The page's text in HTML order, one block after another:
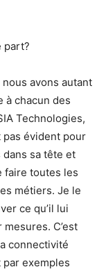
part?
nous avons autant
à chacun des
Technologies,
pas évident pour
dans sa tête et
faire toutes les
métiers. Je le
ce qu’il lui
C’est
connectivité
par exemples